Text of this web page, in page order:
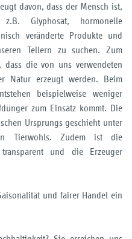
davon, dass der Mensch ist,
Glyphosat, hormonelle
veränderte Produkte und
Tellern zu suchen. Zum
die von uns verwendeten
Natur erzeugt werden. Beim
beispielweise weniger
zum Einsatz kommt. Die
Ursprungs geschieht unter
Tierwohls. Zudem ist die
und die Erzeuger
und fairer Handel ein